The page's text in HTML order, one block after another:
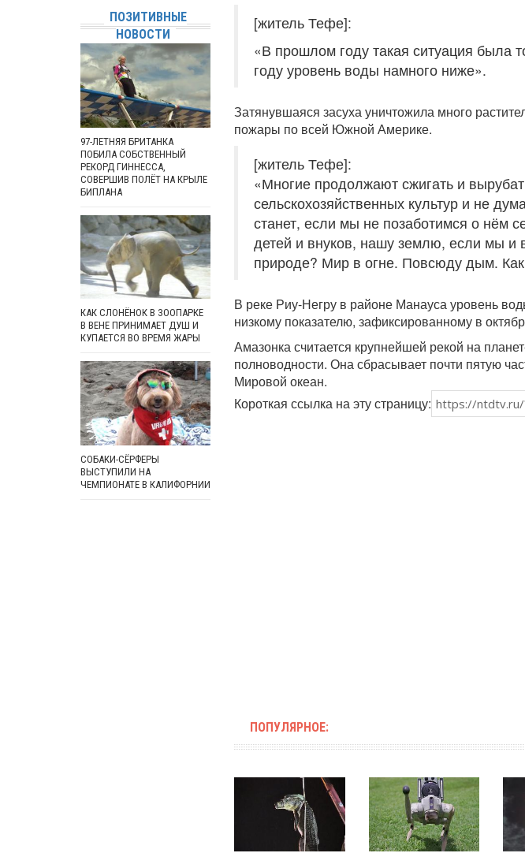
[житель Тефе]:
«В прошлом году такая ситуация была
году уровень воды намного ниже».
Затянувшаяся засуха уничтожила много
пожары по всей Южной Америке.
[житель Тефе]:
«Многие продолжают сжигать и
сельскохозяйственных культур и не
станет, если мы не позаботимся о нём
детей и внуков, нашу землю, если мы и
природе? Мир в огне. Повсюду дым.
В реке Риу-Негру в районе Манауса уровень
низкому показателю, зафиксированному в
Амазонка считается крупнейшей рекой на
полноводности. Она сбрасывает почти пятую
Мировой океан.
Короткая ссылка на эту страницу:
ПОПУЛЯРНОЕ:
ПОЗИТИВНЫЕ
НОВОСТИ
97-ЛЕТНЯЯ БРИТАНКА
ПОБИЛА СОБСТВЕННЫЙ
РЕКОРД ГИННЕССА,
СОВЕРШИВ ПОЛЁТ НА КРЫЛЕ
БИПЛАНА
КАК СЛОНЁНОК В ЗООПАРКЕ
В ВЕНЕ ПРИНИМАЕТ ДУШ И
КУПАЕТСЯ ВО ВРЕМЯ ЖАРЫ
СОБАКИ-СЁРФЕРЫ
ВЫСТУПИЛИ НА
ЧЕМПИОНАТЕ В КАЛИФОРНИИ